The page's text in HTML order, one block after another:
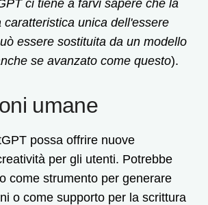
ci tiene a farvi sapere che la
caratteristica unica dell'essere
essere sostituita da un modello
se avanzato come questo).
umane
possa offrire nuove
per gli utenti. Potrebbe
come strumento per generare
o come supporto per la scrittura